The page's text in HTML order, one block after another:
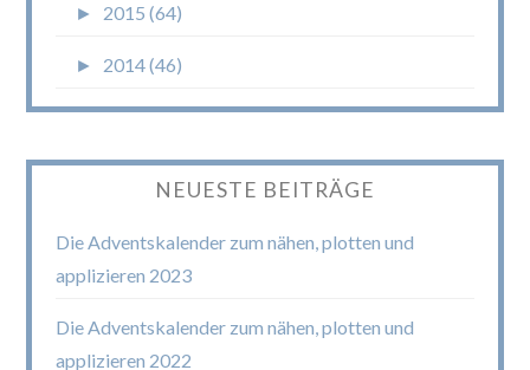
► 2015 (64)
► 2014 (46)
NEUESTE BEITRÄGE
Die Adventskalender zum nähen, plotten und
applizieren 2023
Die Adventskalender zum nähen, plotten und
applizieren 2022